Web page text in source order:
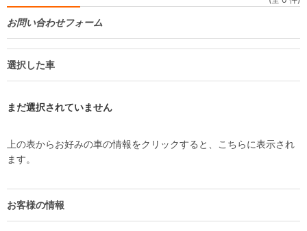
お問い合わせフォーム
選択した車
まだ選択されていません
上の表からお好みの車の情報をクリックすると、こちらに表示され
ます。
お客様の情報